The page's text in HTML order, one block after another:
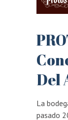
Del
La
pasado